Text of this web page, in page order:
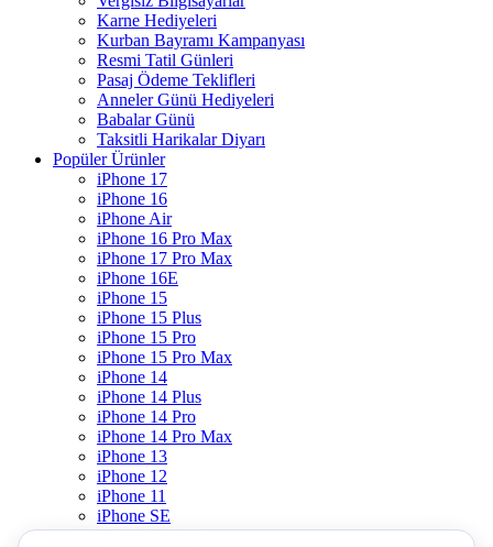
Karne Hediyeleri
Kurban Bayramı Kampanyası
Resmi Tatil Günleri
Pasaj Ödeme Teklifleri
Anneler Günü Hediyeleri
Babalar Günü
Taksitli Harikalar Diyarı
Popüler Ürünler
iPhone 17
iPhone 16
iPhone Air
iPhone 16 Pro Max
iPhone 17 Pro Max
iPhone 16E
iPhone 15
iPhone 15 Plus
iPhone 15 Pro
iPhone 15 Pro Max
iPhone 14
iPhone 14 Plus
iPhone 14 Pro
iPhone 14 Pro Max
iPhone 13
iPhone 12
iPhone 11
iPhone SE
Dyson Airwrap